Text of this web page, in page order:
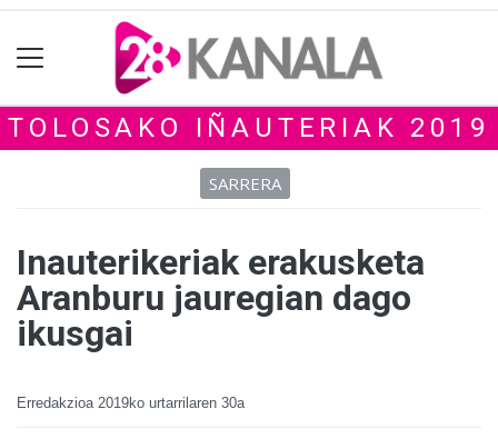
TOLOSAKO IÑAUTERIAK 2019
SARRERA
Inauterikeriak erakusketa
Aranburu jauregian dago
ikusgai
Erredakzioa 2019ko urtarrilaren 30a